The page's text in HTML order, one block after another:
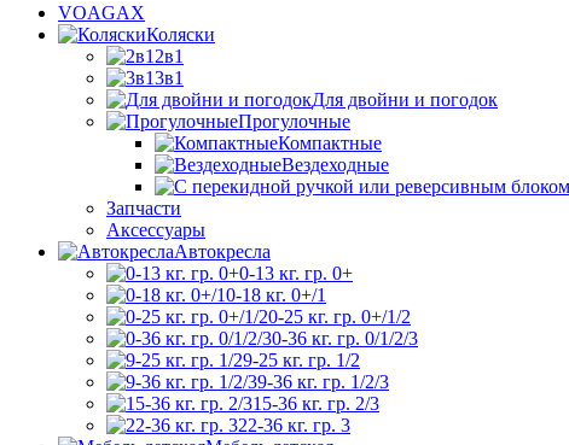
VOAGAX
Коляски
2в1
3в1
Для двойни и погодок
Прогулочные
Компактные
Вездеходные
Запчасти
Аксессуары
Автокресла
0-13 кг. гр. 0+
0-18 кг. 0+/1
0-25 кг. гр. 0+/1/2
0-36 кг. гр. 0/1/2/3
9-25 кг. гр. 1/2
9-36 кг. гр. 1/2/3
15-36 кг. гр. 2/3
22-36 кг. гр. 3